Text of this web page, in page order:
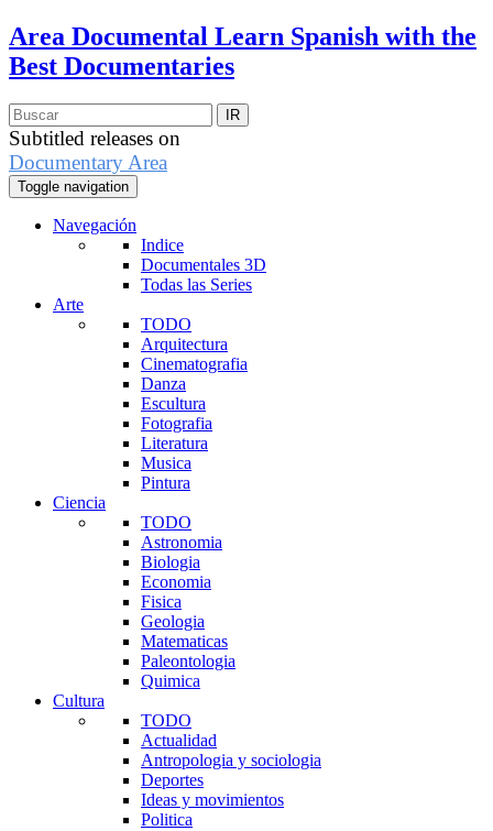
Area Documental Learn Spanish with the
Best Documentaries
Subtitled releases on
Documentary Area
Toggle navigation
Navegación
Indice
Documentales 3D
Todas las Series
Arte
TODO
Arquitectura
Cinematografia
Danza
Escultura
Fotografia
Literatura
Musica
Pintura
Ciencia
TODO
Astronomia
Biologia
Economia
Fisica
Geologia
Matematicas
Paleontologia
Quimica
Cultura
TODO
Actualidad
Antropologia y sociologia
Deportes
Ideas y movimientos
Politica